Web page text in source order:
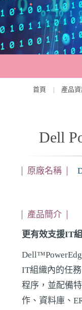
首頁 產品
Dell
原廠名稱
產品簡介
更有效支援IT
IT組織內的任
程序，並配備
作、資料庫、